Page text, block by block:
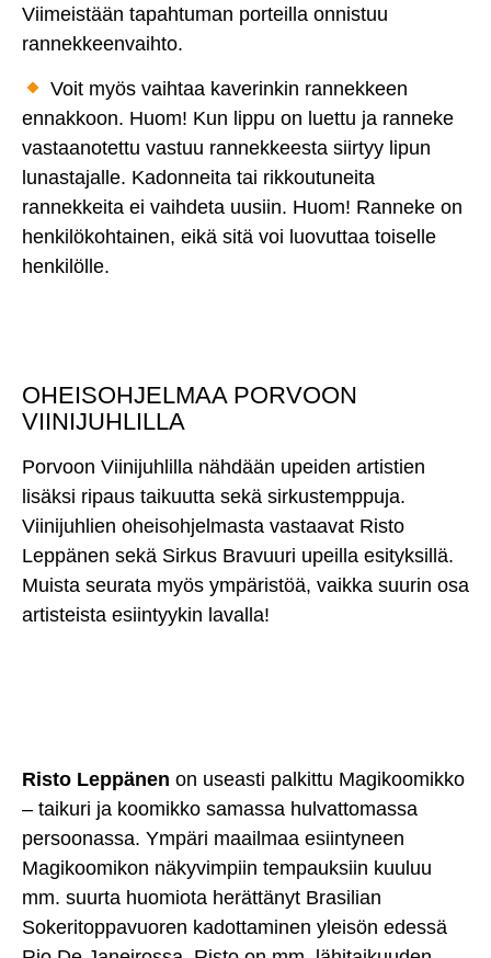
Viimeistään tapahtuman porteilla onnistuu
rannekkeenvaihto.
Voit myös vaihtaa kaverinkin rannekkeen
ennakkoon. Huom! Kun lippu on luettu ja ranneke
vastaanotettu vastuu rannekkeesta siirtyy lipun
lunastajalle. Kadonneita tai rikkoutuneita
rannekkeita ei vaihdeta uusiin. Huom! Ranneke on
henkilökohtainen, eikä sitä voi luovuttaa toiselle
henkilölle.
OHEISOHJELMAA PORVOON
VIINIJUHLILLA
Porvoon Viinijuhlilla nähdään upeiden artistien
lisäksi ripaus taikuutta sekä sirkustemppuja.
Viinijuhlien oheisohjelmasta vastaavat Risto
Leppänen sekä Sirkus Bravuuri upeilla esityksillä.
Muista seurata myös ympäristöä, vaikka suurin osa
artisteista esiintyykin lavalla!
Risto Leppänen on useasti palkittu Magikoomikko
– taikuri ja koomikko samassa hulvattomassa
persoonassa. Ympäri maailmaa esiintyneen
Magikoomikon näkyvimpiin tempauksiin kuuluu
mm. suurta huomiota herättänyt Brasilian
Sokeritoppavuoren kadottaminen yleisön edessä